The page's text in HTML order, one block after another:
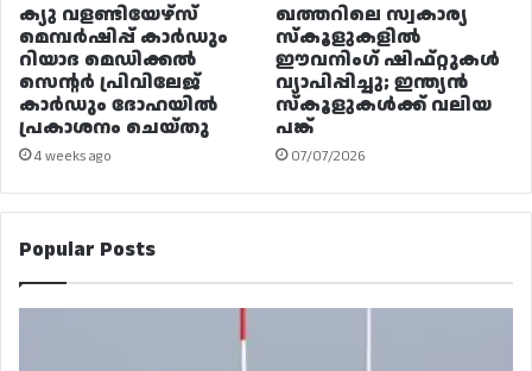
ക്യു വളണ്ടിയേഴ്‌സ്
മെമ്പർഷിപ്പ് കാർഡും
റിയാദ മെഡിക്കൽ
സെന്റർ പ്രിവിലേജ്
കാർഡും ദോഹയിൽ
പ്രകാശനം ചെയ്തു
4 weeks ago
ഖത്തറിലെ സ്വകാര്യ
സ്കൂളുകളിൽ
ഈവനിംഗ് ഷിഫ്റ്റുകൾ
വ്യാപിപ്പിച്ചു; ഇന്ത്യൻ
സ്കൂളുകൾക്ക് വലിയ
പങ്ക്
07/07/2026
Popular Posts